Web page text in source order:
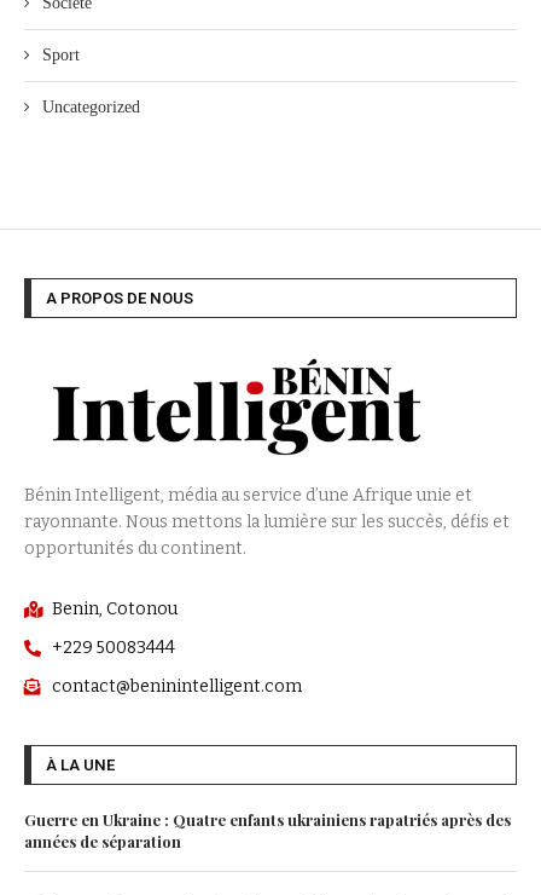
Sport
Uncategorized
A PROPOS DE NOUS
Bénin Intelligent, média au service d’une Afrique unie et
rayonnante. Nous mettons la lumière sur les succès, défis et
opportunités du continent.
Benin, Cotonou
+229 50083444
contact@beninintelligent.com
À LA UNE
Guerre en Ukraine : Quatre enfants ukrainiens rapatriés après des
années de séparation